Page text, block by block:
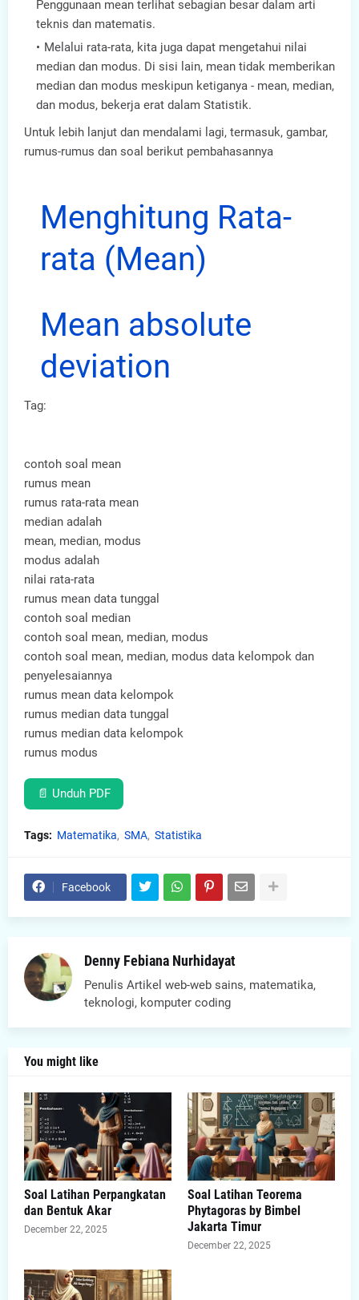
Penggunaan mean terlihat sebagian besar dalam arti
teknis dan matematis.
Melalui rata-rata, kita juga dapat mengetahui nilai
median dan modus. Di sisi lain, mean tidak memberikan
median dan modus meskipun ketiganya - mean, median,
dan modus, bekerja erat dalam Statistik.
Untuk lebih lanjut dan mendalami lagi, termasuk, gambar,
rumus-rumus dan soal berikut pembahasannya
Menghitung Rata-
rata (Mean)
Mean absolute
deviation
Tag:
contoh soal mean
rumus mean
rumus rata-rata mean
median adalah
mean, median, modus
modus adalah
nilai rata-rata
rumus mean data tunggal
contoh soal median
contoh soal mean, median, modus
contoh soal mean, median, modus data kelompok dan
penyelesaiannya
rumus mean data kelompok
rumus median data tunggal
rumus median data kelompok
rumus modus
📄 Unduh PDF
Tags: Matematika SMA Statistika
Facebook
Denny Febiana Nurhidayat
Penulis Artikel web-web sains, matematika,
teknologi, komputer coding
You might like
Soal Latihan Perpangkatan
dan Bentuk Akar
December 22, 2025
Soal Latihan Teorema
Phytagoras by Bimbel
Jakarta Timur
December 22, 2025